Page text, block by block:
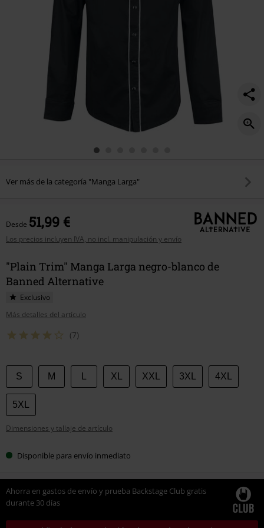
Ver más de la categoría "Manga Larga"
Desde 51,99 €
Los precios incluyen IVA, no incl. manipulación y envío
"Plain Trim" Manga Larga negro-blanco de
Banned Alternative
Exclusivo
Más detalles del artículo
(7)
Elige
tu
talla
S M XL XXL 3XL 4XL
5XL
Dimensiones y tallaje de artículo
Disponible para envío inmediato
Ahorra en gastos de envío y prueba Backstage Club gratis
durante 30 días